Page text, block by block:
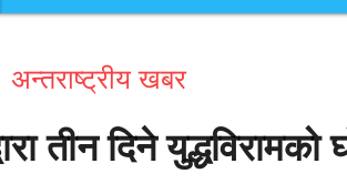
अन्तराष्ट्रीय खबर
तीन दिने युद्धविरामको